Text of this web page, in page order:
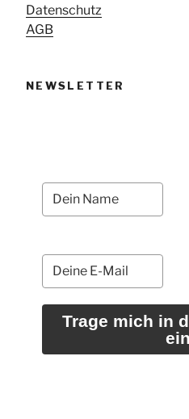
Datenschutz
AGB
NEWSLETTER
Trage mich in